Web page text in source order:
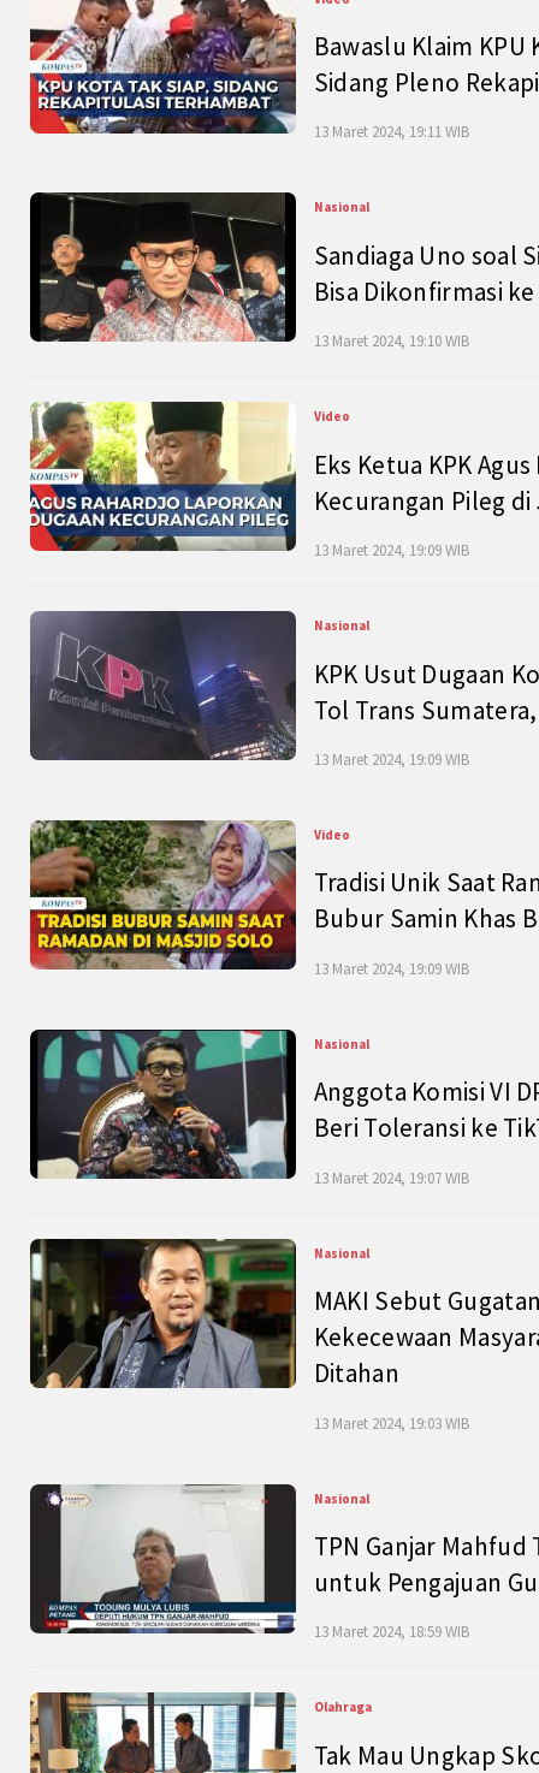
Bawaslu Klaim
Sidang Pleno
13 Maret 2024, 19:11 WIB
Nasional
Sandiaga Uno soal
Bisa Dikonfirmasi
13 Maret 2024, 19:10 WIB
Video
Eks Ketua KPK
Kecurangan Pileg
13 Maret 2024, 19:09 WIB
Nasional
KPK Usut Dugaan
Tol Trans
13 Maret 2024, 19:09 WIB
Video
Tradisi Unik Saat
Bubur Samin Khas
13 Maret 2024, 19:09 WIB
Nasional
Anggota Komisi VI
Beri Toleransi ke
13 Maret 2024, 19:07 WIB
Nasional
MAKI Sebut
Kekecewaan
Ditahan
13 Maret 2024, 19:03 WIB
Nasional
TPN Ganjar
untuk Pengajuan
13 Maret 2024, 18:59 WIB
Olahraga
Tak Mau Ungkap